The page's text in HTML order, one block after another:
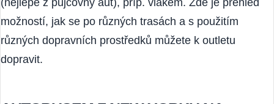
Co se týče dopravy, je možno využít autobusu, auta
(nejlépe z půjčovny aut), příp. vlakem. Zde je přehled
možností, jak se po různých trasách a s použitím
různých dopravních prostředků můžete k outletu